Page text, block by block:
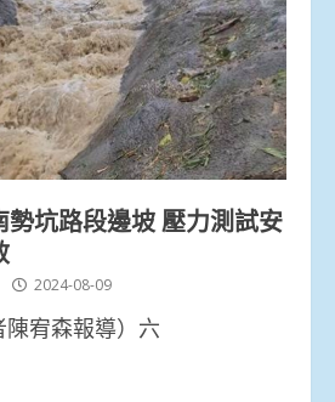
坑路段邊坡 壓力測試安
2024-08-09
陳宥森報導）六